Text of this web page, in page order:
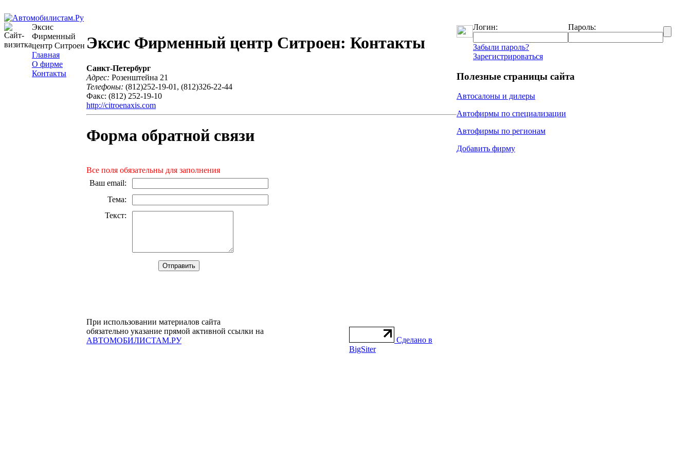
Эксис
Фирменный
центр Ситроен
Главная
О фирме
Контакты
Эксис Фирменный центр Ситроен: Контакты
Санкт-Петербург
Адрес: Розенштейна 21
Телефоны: (812)252-19-01, (812)326-22-44
Факс: (812) 252-19-10
http://citroenaxis.com
Форма обратной связи
Все поля обязательны для заполнения
Ваш email:
Тема:
Текст:
При использовании материалов сайта
обязательно указание прямой активной ссылки на
АВТОМОБИЛИСТАМ.РУ
Сделано в
BigSiter
Логин: Пароль:
Забыли пароль?
Зарегистрироваться
Полезные страницы сайта
Автосалоны и дилеры
Автофирмы по специализации
Автофирмы по регионам
Добавить фирму